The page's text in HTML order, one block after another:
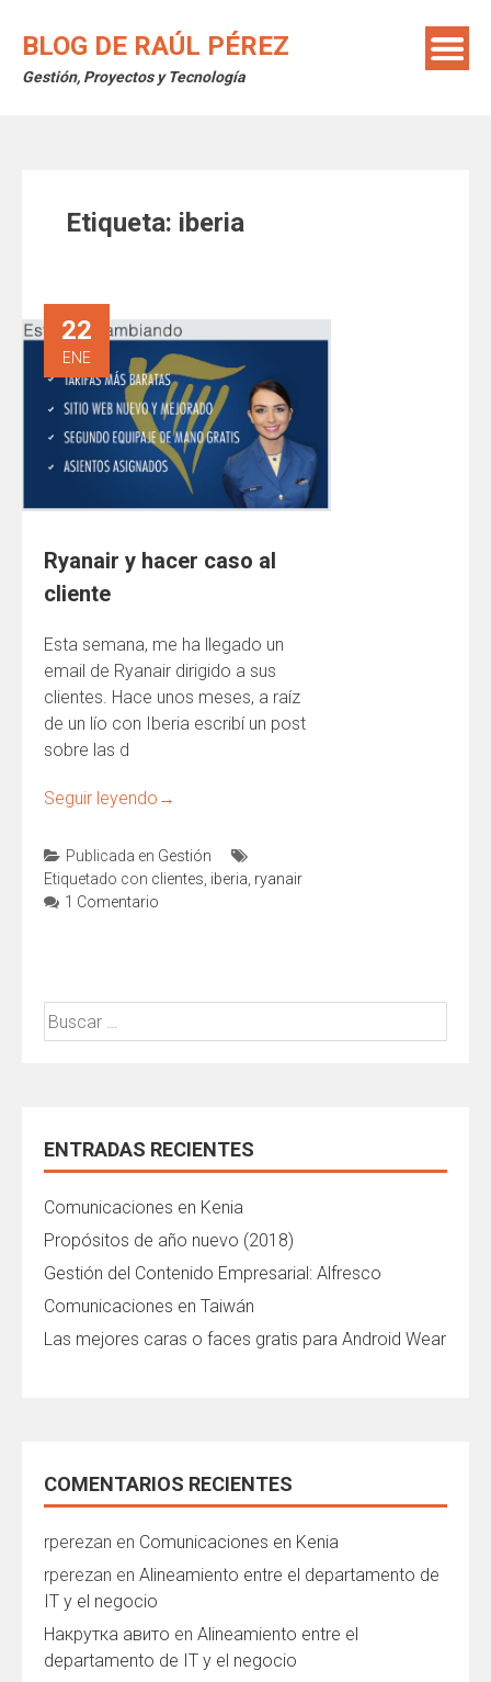
BLOG DE RAÚL PÉREZ
Gestión, Proyectos y Tecnología
Etiqueta: iberia
22
ENE
Ryanair y hacer caso al
cliente
Esta semana, me ha llegado un
email de Ryanair dirigido a sus
clientes. Hace unos meses, a raíz
de un lío con Iberia escribí un post
sobre las d
Seguir leyendo →
Publicada en Gestión
Etiquetado con clientes iberia ryanair
1 Comentario
Buscar:
ENTRADAS RECIENTES
Comunicaciones en Kenia
Propósitos de año nuevo (2018)
Gestión del Contenido Empresarial: Alfresco
Comunicaciones en Taiwán
Las mejores caras o faces gratis para Android Wear
COMENTARIOS RECIENTES
rperezan en Comunicaciones en Kenia
rperezan en Alineamiento entre el departamento de
IT y el negocio
Накрутка авито en Alineamiento entre el
departamento de IT y el negocio